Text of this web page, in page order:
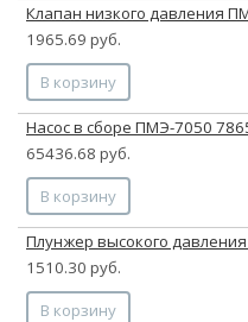
Клапан низкого давления
1965.69 руб.
В корзину
Насос в сборе ПМЭ-7050
65436.68 руб.
В корзину
Плунжер высокого
1510.30 руб.
В корзину